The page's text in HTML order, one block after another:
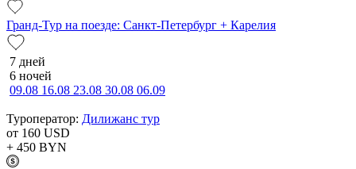
Гранд-Тур на поезде: Санкт-Петербург + Карелия
7 дней
6 ночей
09.08 16.08 23.08 30.08 06.09
Туроператор: Дилижанс тур
от 160 USD
+ 450 BYN